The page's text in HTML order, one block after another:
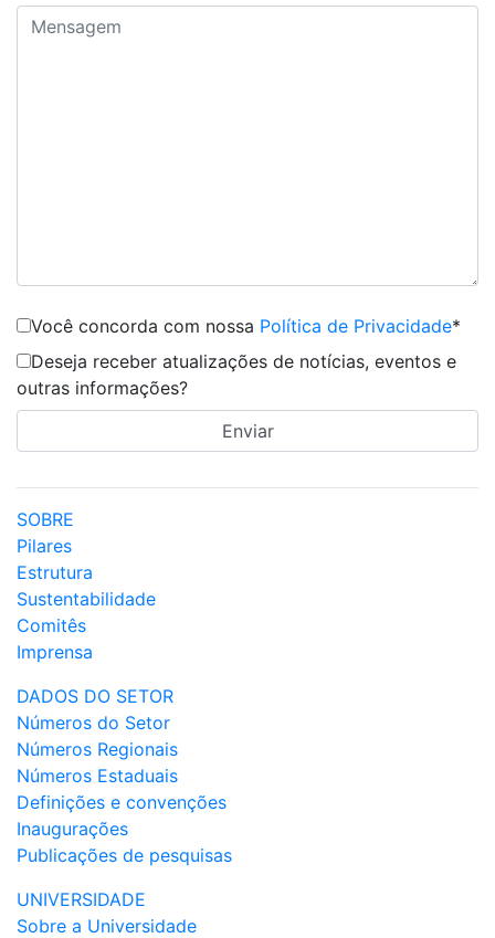
Você concorda com nossa Política de Privacidade*
Deseja receber atualizações de notícias, eventos e
outras informações?
SOBRE
Pilares
Estrutura
Sustentabilidade
Comitês
Imprensa
DADOS DO SETOR
Números do Setor
Números Regionais
Números Estaduais
Definições e convenções
Inaugurações
Publicações de pesquisas
UNIVERSIDADE
Sobre a Universidade